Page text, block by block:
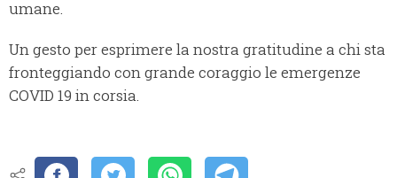
umane.
Un gesto per esprimere la nostra gratitudine a chi sta
fronteggiando con grande coraggio le emergenze
COVID 19 in corsia.